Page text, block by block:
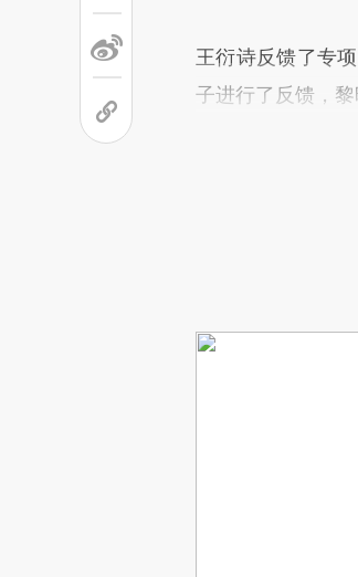
王衍诗反馈了专
子进行了反馈，